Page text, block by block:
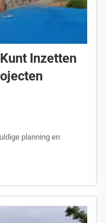
Inzetten
planning en
aantrekkelijkheid
Deze traditionele
en verlenen